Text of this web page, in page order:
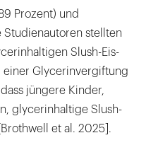
Prozent) und
Studienautoren stellten
Slush-Eis-
einer Glycerinvergiftung
jüngere Kinder,
glycerinhaltige Slush-
et al. 2025].